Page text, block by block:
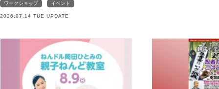
ワークショップ イベント
2026.07.14 TUE UPDATE